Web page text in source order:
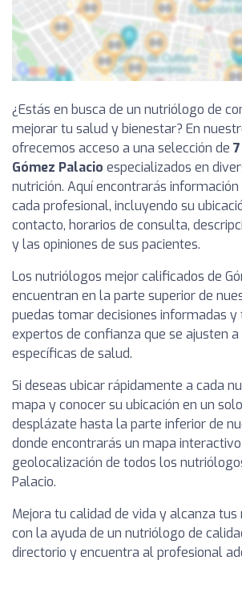
¿Estás en busca de un nutriólogo de
mejorar tu salud y bienestar? En
ofrecemos acceso a una selección de
Gómez Palacio especializados en
nutrición. Aquí encontrarás
cada profesional, incluyendo su
contacto, horarios de consulta,
y las opiniones de sus pacientes.
Los nutriólogos mejor calificados de
encuentran en la parte superior de
puedas tomar decisiones informadas y
expertos de confianza que se ajusten
específicas de salud.
Si deseas ubicar rápidamente a cada
mapa y conocer su ubicación en un
desplázate hasta la parte inferior de
donde encontrarás un mapa
geolocalización de todos los
Palacio.
Mejora tu calidad de vida y alcanza
con la ayuda de un nutriólogo de
directorio y encuentra al profesional